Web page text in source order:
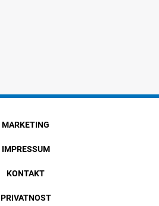
MARKETING
IMPRESSUM
KONTAKT
PRIVATNOST